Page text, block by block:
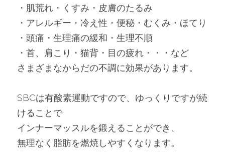
・肌荒れ・くすみ・皮膚のたるみ
・アレルギー・冷え性・便秘・むくみ・ほてり
・頭痛・生理痛の緩和・生理不順
・首、肩こり・猫背・目の疲れ・・・など
さまざまなからだの不調に効果があります。
SBCは有酸素運動ですので、ゆっくりですが続
けることで
インナーマッスルを鍛えることができ、
無理なく脂肪を燃焼しやすくなります。